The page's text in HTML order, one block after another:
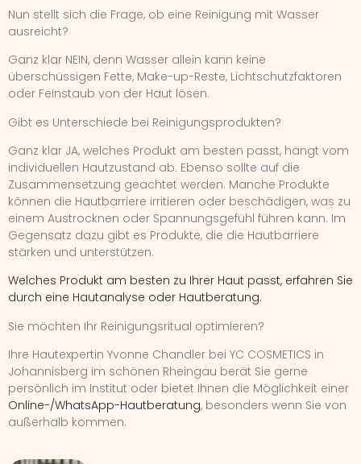
Nun stellt sich die Frage, ob eine Reinigung mit Wasser
ausreicht?
Ganz klar NEIN, denn Wasser allein kann keine
überschüssigen Fette, Make-up-Reste, Lichtschutzfaktoren
oder Feinstaub von der Haut lösen.
Gibt es Unterschiede bei Reinigungsprodukten?
Ganz klar JA, welches Produkt am besten passt, hängt vom
individuellen Hautzustand ab. Ebenso sollte auf die
Zusammensetzung geachtet werden. Manche Produkte
können die Hautbarriere irritieren oder beschädigen, was zu
einem Austrocknen oder Spannungsgefühl führen kann. Im
Gegensatz dazu gibt es Produkte, die die Hautbarriere
stärken und unterstützen.
Welches Produkt am besten zu Ihrer Haut passt, erfahren Sie
durch eine Hautanalyse oder Hautberatung.
Sie möchten Ihr Reinigungsritual optimieren?
Ihre Hautexpertin Yvonne Chandler bei YC COSMETICS in
Johannisberg im schönen Rheingau berät Sie gerne
persönlich im Institut oder bietet Ihnen die Möglichkeit einer
Online-/WhatsApp-Hautberatung, besonders wenn Sie von
außerhalb kommen.